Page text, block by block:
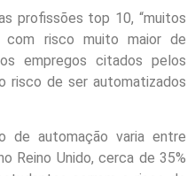
profissões top 10, “muitos
com risco muito maior de
empregos citados pelos
risco de ser automatizados
de automação varia entre
Reino Unido, cerca de 35%